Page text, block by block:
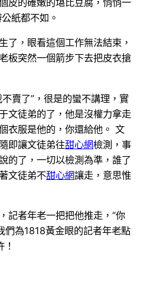
皮的確嫩的堪比豆腐，悄悄一
紙都不如。
了，眼看這個工作無法結束，
板突然一個箭步下去把皮衣搶
賣了”，很是的蠻不講理，實
文徒弟的了，他是沒權力拿走
衣服是他的，你還給他。 文
即讓文徒弟往甜心網檢測，事
的了，一切以檢測為準，誰了
文徒弟不甜心網讓走，意思惟
記者年老一把把他推走，“你
們為1818黃金眼的記者年老點